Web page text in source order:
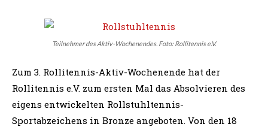
Teilnehmer des Aktiv-Wochenendes. Foto: Rollitennis e.V.
Zum 3. Rollitennis-Aktiv-Wochenende hat der
Rollitennis e.V. zum ersten Mal das Absolvieren des
eigens entwickelten Rollstuhltennis-
Sportabzeichens in Bronze angeboten. Von den 18